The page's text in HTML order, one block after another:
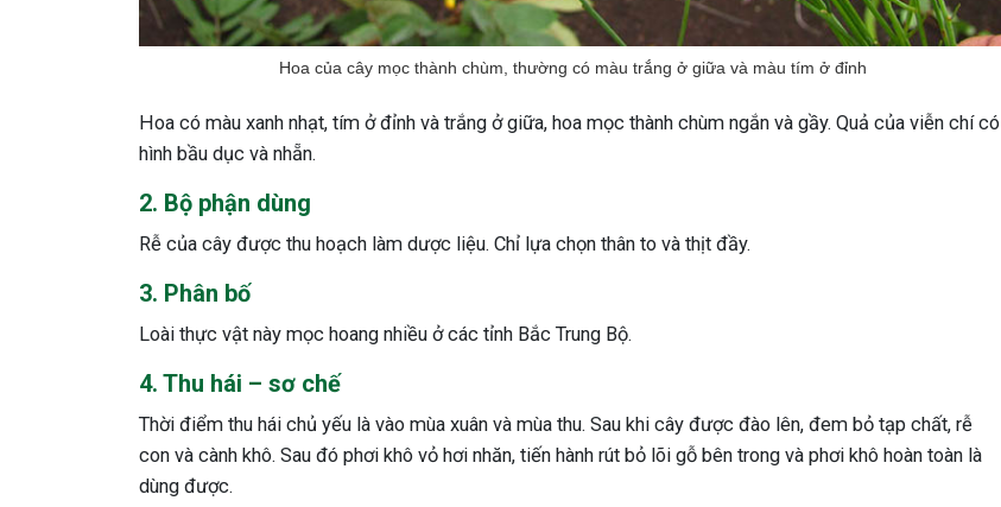
Hoa của cây mọc thành chùm, thường có màu trắng ở giữa và màu tím ở đỉnh
Hoa có màu xanh nhạt, tím ở đỉnh và trắng ở giữa, hoa mọc thành chùm ngắn và gầy. Quả của viễn chí có
hình bầu dục và nhẵn.
2. Bộ phận dùng
Rễ của cây được thu hoạch làm dược liệu. Chỉ lựa chọn thân to và thịt đầy.
3. Phân bố
Loài thực vật này mọc hoang nhiều ở các tỉnh Bắc Trung Bộ.
4. Thu hái – sơ chế
Thời điểm thu hái chủ yếu là vào mùa xuân và mùa thu. Sau khi cây được đào lên, đem bỏ tạp chất, rễ
con và cành khô. Sau đó phơi khô vỏ hơi nhăn, tiến hành rút bỏ lõi gỗ bên trong và phơi khô hoàn toàn là
dùng được.